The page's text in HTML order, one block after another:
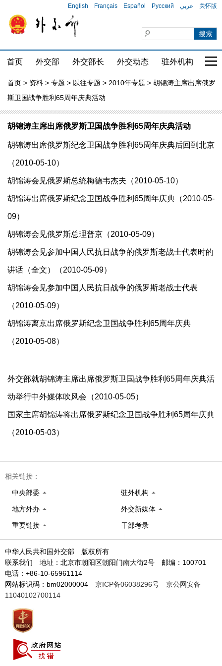
English Français Español Русский عربي 关怀版
首页 外交部 外交部长 外交动态 驻外机构 国
首页 > 资料 > 专题 > 以往专题 > 2010年专题 > 胡锦涛主席出席俄罗
斯卫国战争胜利65周年庆典活动
胡锦涛主席出席俄罗斯卫国战争胜利65周年庆典活动
胡锦涛出席俄罗斯纪念卫国战争胜利65周年庆典后回到北京
（2010-05-10）
胡锦涛会见俄罗斯总统梅德韦杰夫（2010-05-10）
胡锦涛出席俄罗斯纪念卫国战争胜利65周年庆典（2010-05-
09）
胡锦涛会见俄罗斯总理普京（2010-05-09）
胡锦涛会见参加中国人民抗日战争的俄罗斯老战士代表时的
讲话（全文）（2010-05-09）
胡锦涛会见参加中国人民抗日战争的俄罗斯老战士代表
（2010-05-09）
胡锦涛离京出席俄罗斯纪念卫国战争胜利65周年庆典
（2010-05-08）
外交部就胡锦涛主席出席俄罗斯卫国战争胜利65周年庆典活
动举行中外媒体吹风会（2010-05-05）
国家主席胡锦涛将出席俄罗斯纪念卫国战争胜利65周年庆典
（2010-05-03）
相关链接：
中央部委 驻外机构
地方外办 外交新媒体
重要链接 干部考录
中华人民共和国外交部 版权所有
联系我们 地址：北京市朝阳区朝阳门南大街2号 邮编：100701
电话：+86-10-65961114
网站标识码：bm02000004 京ICP备06038296号
京公网安备
11040102700114